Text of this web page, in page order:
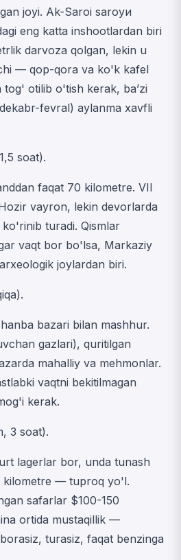
joyі. Ak-Saroi saroyи
eng katta inshootlardan biri
darvoza qolgan, lekin u
— qop-qora va ko'k kafel
tog' otilib o'tish kerak, baʼzi
fevral) aylanma xavfli
soat).
faqat 70 kilometre. VII
vayron, lekin devorlarda
turadi. Qismlar
vaqt bor bo'lsa, Markaziy
joylardan biri.
bazari bilan mashhur.
gazlari), quritilgan
mahalliy va mehmonlar.
vaqtni bekitilmagan
kerak.
3 soat).
lagerlar bor, unda tunash
kilometre — tuproq yo'l.
safarlar $100-150
ortida mustaqillik —
turasiz, faqat benzinga